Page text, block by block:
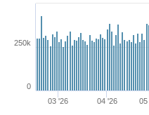
03 '26 04 '26 05
0
250k